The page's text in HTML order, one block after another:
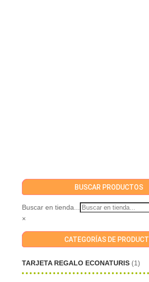
BUSCAR PRODUCTOS
Buscar en tienda...
×
CATEGORÍAS DE
TARJETA REGALO ECONATURIS (1)